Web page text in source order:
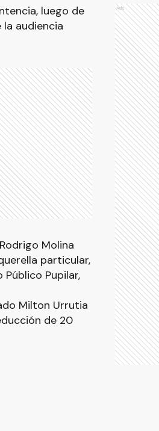
luego de
audiencia
Molina
particular,
Pupilar,
Milton Urrutia
de 20
Ads